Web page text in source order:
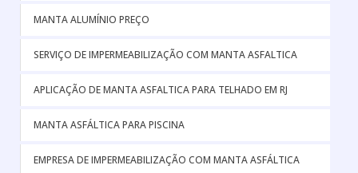
MANTA ALUMÍNIO PREÇO
SERVIÇO DE IMPERMEABILIZAÇÃO COM MANTA ASFALTICA
APLICAÇÃO DE MANTA ASFALTICA PARA TELHADO EM RJ
MANTA ASFÁLTICA PARA PISCINA
EMPRESA DE IMPERMEABILIZAÇÃO COM MANTA ASFÁLTICA